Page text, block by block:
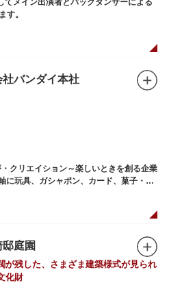
開）で展開しています。
てメイン出演者とバックダンサーによる
す。
社バンダイ本社
クリエイション～楽しいときを創る企業
に玩具、ガシャポン、カード、菓子・食
、お客さまの身近で楽しんでいただける
います。
邸庭園
が残した、さまざま建築様式が見られ
化財